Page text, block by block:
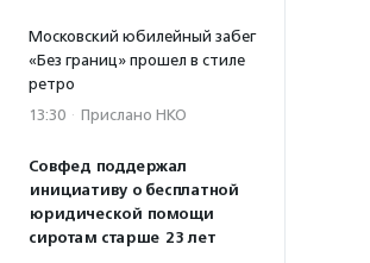
Московский юбилейный забег
«Без границ» прошел в стиле
ретро
13:30 · Прислано НКО
Совфед поддержал
инициативу о бесплатной
юридической помощи
сиротам старше 23 лет